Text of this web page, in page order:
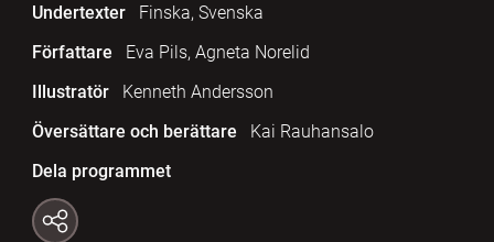
Undertexter
Finska, Svenska
Författare
Eva Pils, Agneta Norelid
Illustratör
Kenneth Andersson
Översättare och berättare
Kai Rauhansalo
Dela programmet